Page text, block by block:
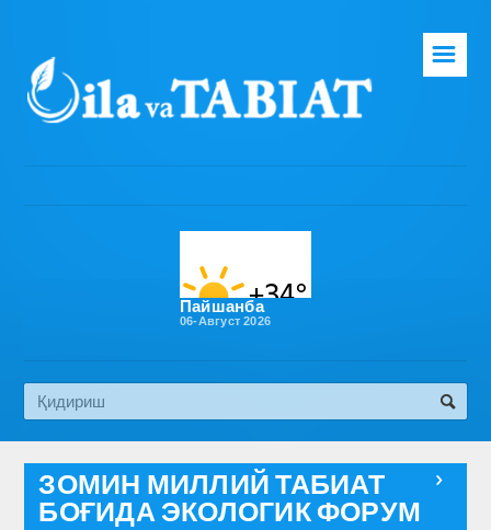
Бош саҳифа
Эко медиа
☰
Пайшанба
06-Август 2026

ЗОМИН МИЛЛИЙ ТАБИАТ
БОҒИДА ЭКОЛОГИК ФОРУМ